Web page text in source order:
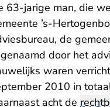
63-jarige man, die
’s-
de
door het
waren
2010 in
acht de